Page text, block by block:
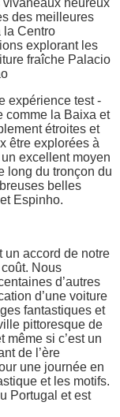
vivaneaux heureux
des meilleures
la Centro
explorant les
fraîche Palacio
expérience test -
comme la Baixa et
étroites et
être explorées à
excellent moyen
long du tronçon du
belles
Espinho.
un accord de notre
Nous
d’autres
d’une voiture
fantastiques et
pittoresque de
même si c’est un
de l’ère
une journée en
et les motifs.
Portugal et est